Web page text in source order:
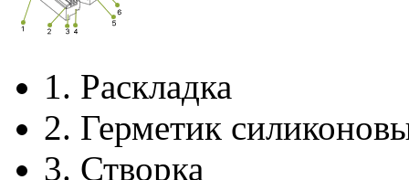
1. Раскладка
2. Герметик
3. Створка